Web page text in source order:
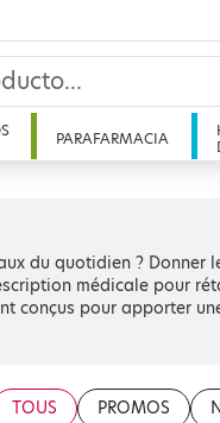
PARAFARMACIA
du quotidien ?
médicale pour
conçus pour apporter
TOUS PROMOS